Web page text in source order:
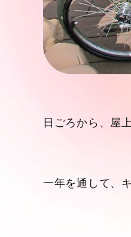
日ごろから、屋
一年を通して、